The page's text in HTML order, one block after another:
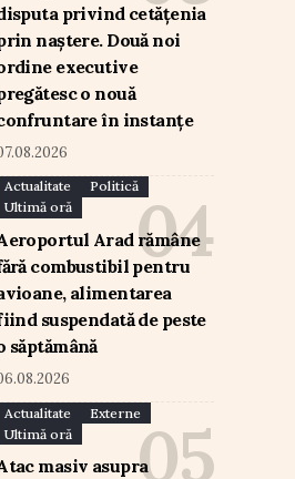
privind cetățenia
naștere. Două noi
executive
o nouă
în instanțe
Actualitate
Politică
Ultimă oră
Arad rămâne
combustibil pentru
alimentarea
suspendată de peste
săptămână
Actualitate
Externe
Ultimă oră
masiv asupra